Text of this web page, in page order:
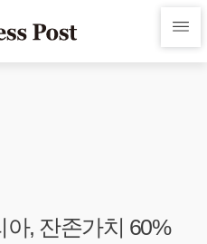
, 잔존가치 60%